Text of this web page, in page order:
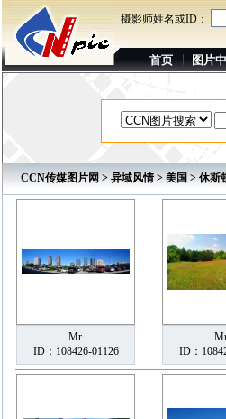
摄影师姓名或ID：
首页 图片
CCN传媒图片网 > 异域风情> 美国 > 休斯
Mr.
ID：108426-01126
ID：